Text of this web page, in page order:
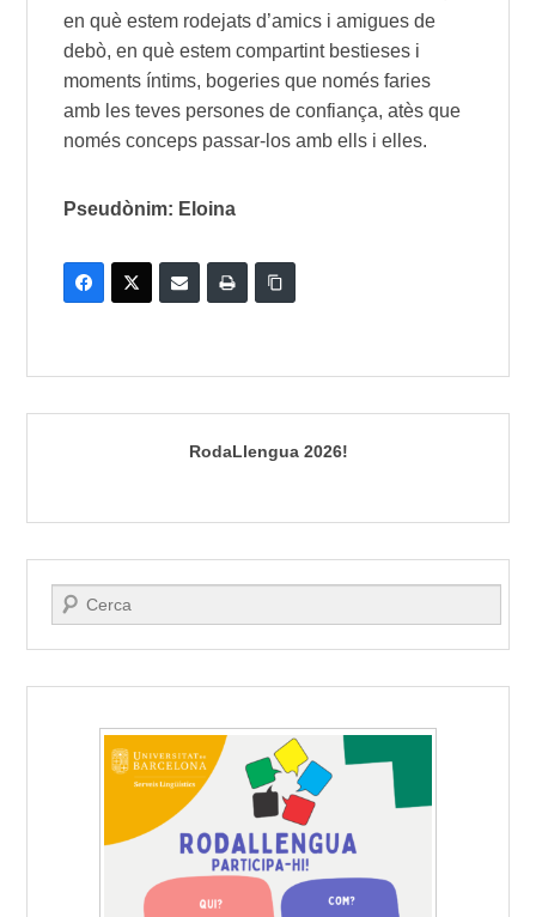
en què estem rodejats d’amics i amigues de
debò, en què estem compartint bestieses i
moments íntims, bogeries que només faries
amb les teves persones de confiança, atès que
només conceps passar-los amb ells i elles.
Pseudònim: Eloina
RodaLlengua 2026!
Search